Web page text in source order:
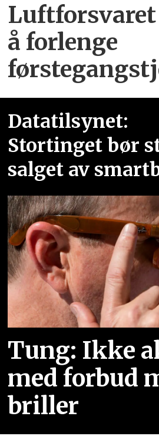
å forlenge
Datatilsynet:
Stortinget bør
salget av
Tung: Ikke
med forbud
briller